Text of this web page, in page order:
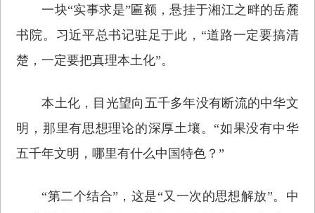
一块“实事求是”匾额，悬挂于湘江之畔的岳麓
书院。习近平总书记驻足于此，“道路一定要搞清
楚，一定要把真理本土化”。
本土化，目光望向五千多年没有断流的中华文
明，那里有思想理论的深厚土壤。“如果没有中华
五千年文明，哪里有什么中国特色？”
“第二个结合”，这是“又一次的思想解放”。中